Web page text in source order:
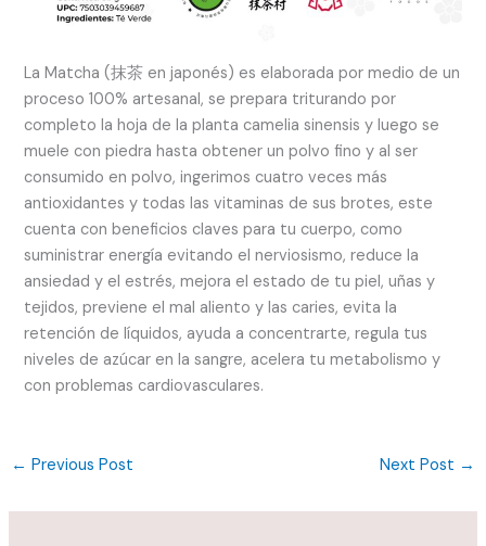
La Matcha (抹茶 en japonés) es elaborada por medio de un
proceso 100% artesanal, se prepara triturando por
completo la hoja de la planta camelia sinensis y luego se
muele con piedra hasta obtener un polvo fino y al ser
consumido en polvo, ingerimos cuatro veces más
antioxidantes y todas las vitaminas de sus brotes, este
cuenta con beneficios claves para tu cuerpo, como
suministrar energía evitando el nerviosismo, reduce la
ansiedad y el estrés, mejora el estado de tu piel, uñas y
tejidos, previene el mal aliento y las caries, evita la
retención de líquidos, ayuda a concentrarte, regula tus
niveles de azúcar en la sangre, acelera tu metabolismo y
con problemas cardiovasculares.
← Previous Post Next Post →